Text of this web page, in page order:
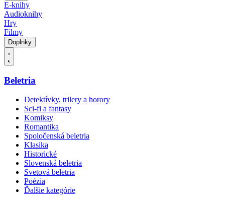
E-knihy
Audioknihy
Hry
Filmy
Doplnky
Beletria
Detektívky, trilery a horory
Sci-fi a fantasy
Komiksy
Romantika
Spoločenská beletria
Klasika
Historické
Slovenská beletria
Svetová beletria
Poézia
Ďalšie kategórie